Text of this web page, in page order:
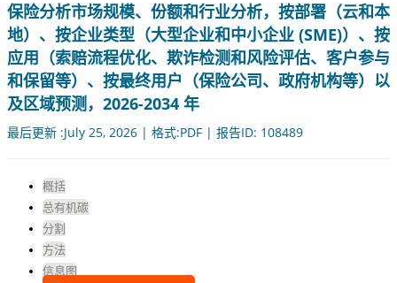
保险分析市场规模、份额和行业分析，按部署（云和本
地）、按企业类型（大型企业和中小企业 (SME)）、按
应用（索赔流程优化、欺诈检测和风险评估、客户参与
和保留等）、按最终用户（保险公司、政府机构等）以
及区域预测，2026-2034 年
最后更新 :July 25, 2026 | 格式:PDF | 报告ID: 108489
概括
总有机碳
分割
方法
信息图